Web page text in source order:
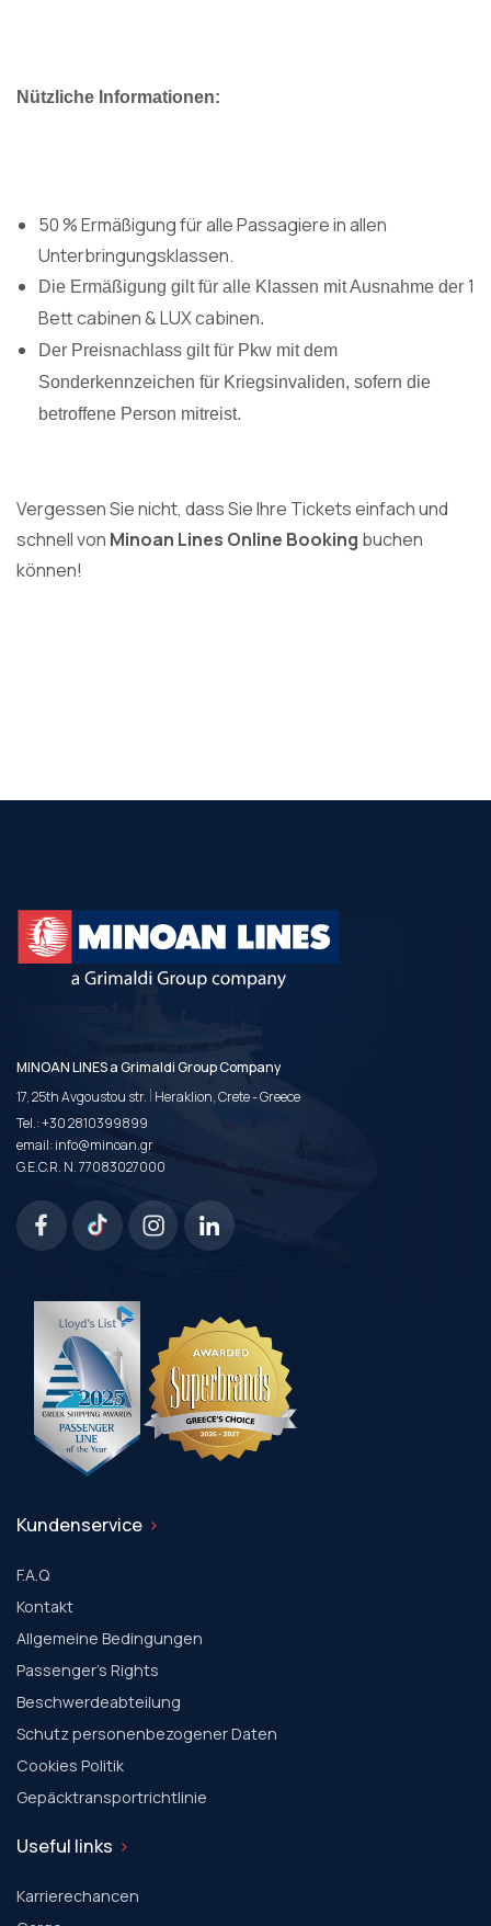
Nützliche Informationen:
50 % Ermäßigung für alle Passagiere in allen
Unterbringungsklassen.
Die Ermäßigung gilt für alle Klassen mit Ausnahme der 1
Bett cabinen & LUX cabinen.
Der Preisnachlass gilt für Pkw mit dem
Sonderkennzeichen für Kriegsinvaliden, sofern die
betroffene Person mitreist.
Vergessen Sie nicht, dass Sie Ihre Tickets einfach und
schnell von Minoan Lines Online Booking buchen
können!
MINOAN LINES a Grimaldi Group Company
17, 25th Avgoustou str. | Heraklion, Crete - Greece
Tel.:+30 2810399899
email:info@minoan.gr
G.E.C.R. N. 77083027000
Kundenservice
F.A.Q
Kontakt
Allgemeine Bedingungen
Passenger's Rights
Beschwerdeabteilung
Schutz personenbezogener Daten
Cookies Politik
Gepäcktransportrichtlinie
Useful links
Karrierechancen